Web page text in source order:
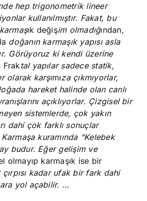
hep trigonometrik lineer
kullanılmıştır. Fakat, bu
ık değişim olmadığından,
doğanın karmaşık yapısı asla
Görüyoruz ki kendi üzerine
Fraktal yapılar sadece statik,
olarak karşımıza çıkmıyorlar,
hareket halinde olan canlı
açıklıyorlar. Çizgisel bir
sistemlerde, çok yakın
dahi çok farklı sonuçlar
kuramında “Kelebek
budur. Eğer gelişim ve
olmayıp karmaşık ise bir
çırpısı kadar ufak bir fark dahi
yol açabilir. …